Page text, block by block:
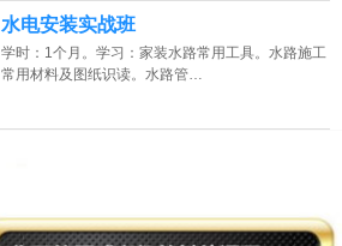
水电安装实战班
学时：1个月。学习：家装水路常用工具。水路施工
常用材料及图纸识读。水路管…